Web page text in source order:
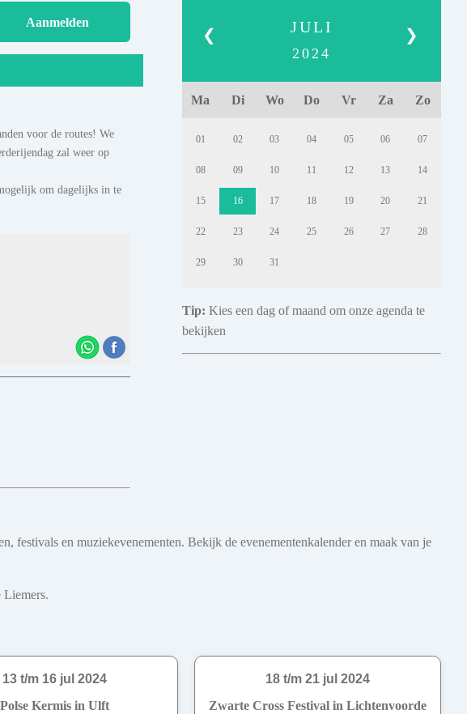
Aanmelden
voor de routes! We
zal weer op
om dagelijks in te
❮ ❯
JULI
2024
Ma Di Wo Do Vr Za Zo
01 02 03 04 05 06 07
08 09 10 11 12 13 14
15 16 17 18 19 20 21
22 23 24 25 26 27 28
29 30 31
Tip: Kies een dag of maand om onze agenda te
bekijken
festivals en muziekevenementen. Bekijk de evenementenkalender en maak van je
Liemers.
13 t/m 16 jul 2024
Polse Kermis in Ulft
18 t/m 21 jul 2024
Zwarte Cross Festival in Lichtenvoorde